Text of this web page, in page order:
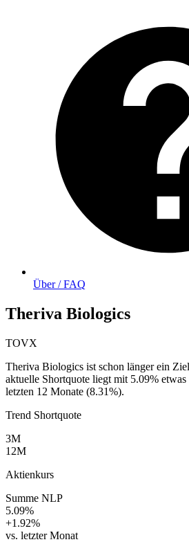
Über / FAQ
Theriva Biologics
TOVX
Theriva Biologics ist schon länger ein
aktuelle Shortquote liegt mit 5.09%
letzten 12 Monate (8.31%).
Trend Shortquote
3M
12M
Aktienkurs
Summe NLP
5.09%
+1.92%
vs. letzter Monat